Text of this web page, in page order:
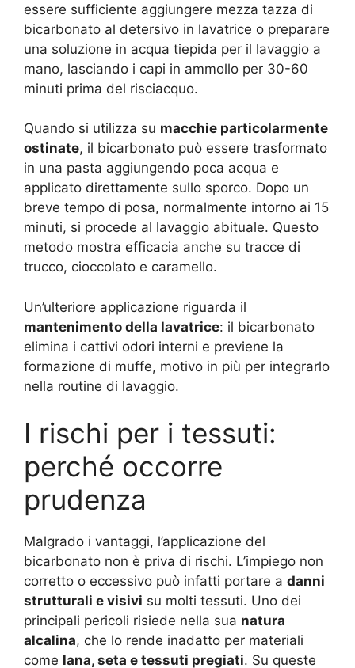
essere sufficiente aggiungere mezza tazza di
bicarbonato al detersivo in lavatrice o preparare
una soluzione in acqua tiepida per il lavaggio a
mano, lasciando i capi in ammollo per 30-60
minuti prima del risciacquo.
Quando si utilizza su macchie particolarmente
ostinate, il bicarbonato può essere trasformato
in una pasta aggiungendo poca acqua e
applicato direttamente sullo sporco. Dopo un
breve tempo di posa, normalmente intorno ai 15
minuti, si procede al lavaggio abituale. Questo
metodo mostra efficacia anche su tracce di
trucco, cioccolato e caramello.
Un’ulteriore applicazione riguarda il
mantenimento della lavatrice: il bicarbonato
elimina i cattivi odori interni e previene la
formazione di muffe, motivo in più per integrarlo
nella routine di lavaggio.
I rischi per i tessuti:
perché occorre
prudenza
Malgrado i vantaggi, l’applicazione del
bicarbonato non è priva di rischi. L’impiego non
corretto o eccessivo può infatti portare a danni
strutturali e visivi su molti tessuti. Uno dei
principali pericoli risiede nella sua natura
alcalina, che lo rende inadatto per materiali
come lana, seta e tessuti pregiati. Su queste